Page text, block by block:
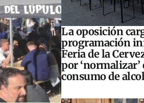
La oposición
programación
Feria de la
por ‘normalizar’
consumo de